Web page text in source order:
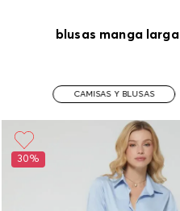
blusas manga larga
CAMISAS Y BLUSAS
30%